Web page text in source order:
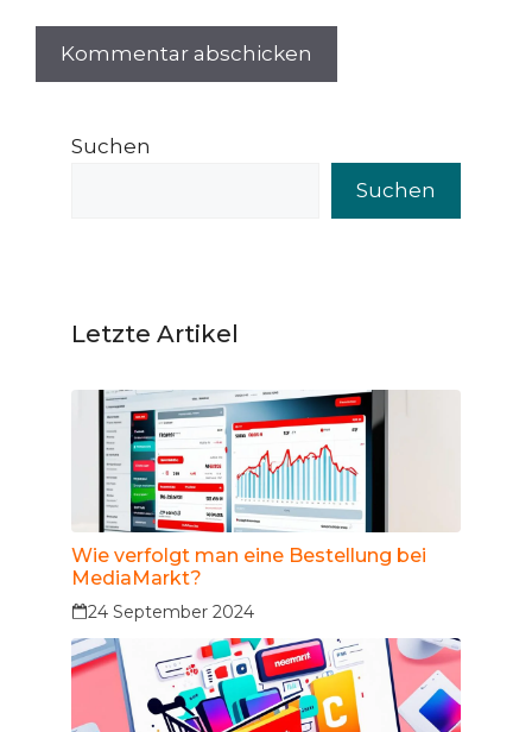
Suchen
Suchen
Letzte Artikel
Wie verfolgt man eine Bestellung bei
MediaMarkt?
24 September 2024